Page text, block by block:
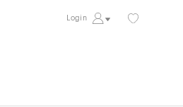
Login